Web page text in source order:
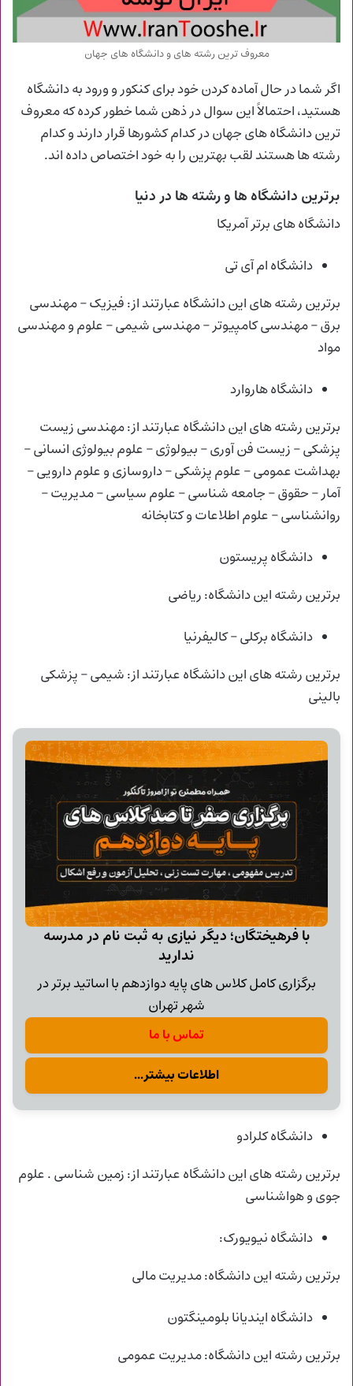
معروف ترین رشته های و دانشگاه های جهان
اگر شما در حال آماده کردن خود برای کنکور و ورود به دانشگاه
هستید، احتمالاً این سوال در ذهن شما خطور کرده که معروف
ترین دانشگاه های جهان در کدام کشورها قرار دارند و کدام
رشته ها هستند لقب بهترین را به خود اختصاص داده اند.
برترین دانشگاه ها و رشته ها در دنیا
دانشگاه های برتر آمریکا
دانشگاه ام آی تی
برترین رشته های این دانشگاه عبارتند از: فیزیک – مهندسی
برق – مهندسی کامپیوتر – مهندسی شیمی – علوم و مهندسی
مواد
دانشگاه هاروارد
برترین رشته های این دانشگاه عبارتند از: مهندسی زیست
پزشکی – زیست فن آوری – بیولوژی – علوم بیولوژی انسانی –
بهداشت عمومی – علوم پزشکی – داروسازی و علوم دارویی –
آمار – حقوق – جامعه شناسی – علوم سیاسی – مدیریت –
روانشناسی – علوم اطلاعات و کتابخانه
دانشگاه پریستون
برترین رشته این دانشگاه: ریاضی
دانشگاه برکلی – کالیفرنیا
برترین رشته های این دانشگاه عبارتند از: شیمی – پزشکی
بالینی
با فرهیختگان؛ دیگر نیازی به ثبت نام در مدرسه
ندارید
برگزاری کامل کلاس های پایه دوازدهم با اساتید برتر در
شهر تهران
تماس با ما
اطلاعات بیشتر...
دانشگاه کلرادو
برترین رشته های این دانشگاه عبارتند از: زمین شناسی . علوم
جوی و هواشناسی
دانشگاه نیویورک:
برترین رشته این دانشگاه: مدیریت مالی
دانشگاه ایندیانا بلومینگتون
برترین رشته این دانشگاه: مدیریت عمومی